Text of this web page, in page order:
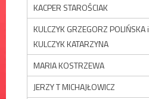
KACPER STAROŚCIAK
KULCZYK GRZEGORZ POLIŃSKA i
KULCZYK KATARZYNA
MARIA KOSTRZEWA
JERZY T MICHAJŁOWICZ